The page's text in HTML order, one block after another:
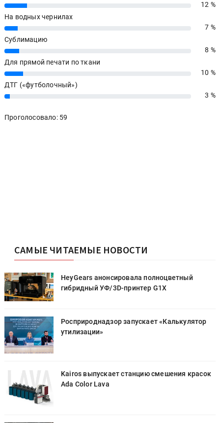
12%
12 %
На водных чернилах
7%
7 %
Сублимацию
8%
8 %
Для прямой печати по ткани
10%
10 %
ДТГ («футболочный»)
3% 3 %
Проголосовало: 59
САМЫЕ ЧИТАЕМЫЕ НОВОСТИ
HeyGears анонсировала полноцветный
гибридный УФ/3D-принтер G1X
Росприроднадзор запускает «Калькулятор
утилизации»
Kairos выпускает станцию смешения красок
Ada Color Lava